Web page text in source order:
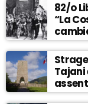
82/o
“La
Tajani